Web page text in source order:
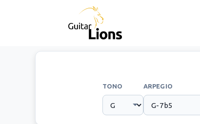
TONO ARPEGIO